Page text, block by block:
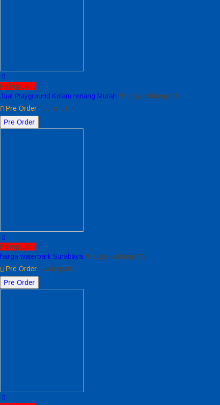
Paling Laris
Jual Playground Kolam renang Murah *Harga Hubungi CS
Pre Order / pg kr 01
Pre Order
Paling Laris
harga waterpark Surabaya *Harga Hubungi CS
Pre Order / waterpark
Pre Order